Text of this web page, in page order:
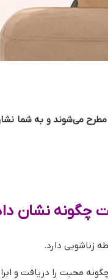
می‌شوند و به شما
چگونه نشان
زناشویی دارد.
محبت را دریافت و